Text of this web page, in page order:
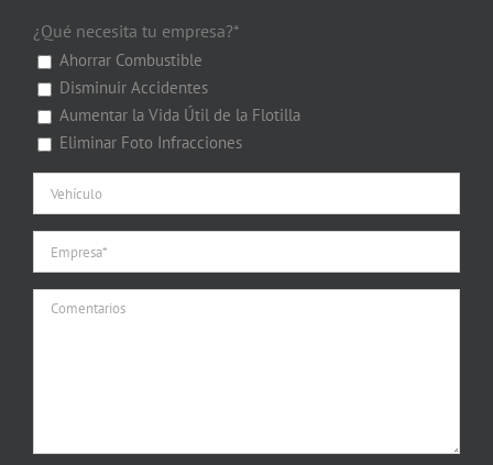
¿Qué necesita tu empresa?*
Ahorrar Combustible
Disminuir Accidentes
Aumentar la Vida Útil de la Flotilla
Eliminar Foto Infracciones